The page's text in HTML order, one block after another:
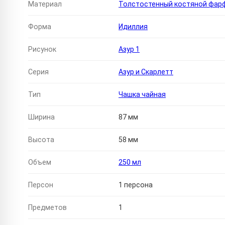
Материал Толстостенный костяной
Форма Идиллия
Рисунок Азур 1
Серия Азур и Скарлетт
Тип Чашка чайная
Ширина 87 мм
Высота 58 мм
Объем 250 мл
Персон 1 персона
Предметов 1